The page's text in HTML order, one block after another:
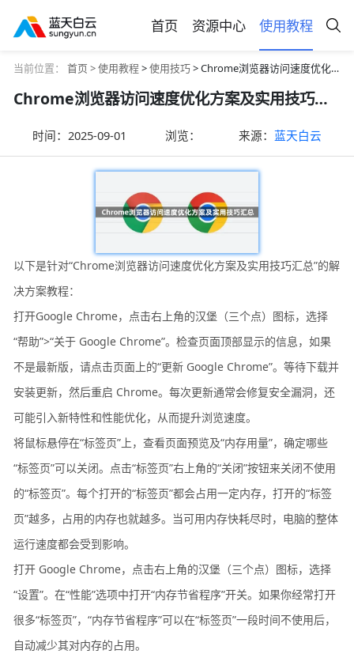
首页 资源中心 使用教程
当前位置： 首页 >使用教程>使用技巧> Chrome浏览器访问速度优化方案及实用技巧汇总
Chrome浏览器访问速度优化方案及实用技巧汇总
时间：2025-09-01 浏览： 来源： 蓝天白云
以下是针对“Chrome浏览器访问速度优化方案及实用技巧汇总”的解
决方案教程：
打开Google Chrome，点击右上角的汉堡（三个点）图标，选择
“帮助”>“关于 Google Chrome”。检查页面顶部显示的信息，如果
不是最新版，请点击页面上的“更新 Google Chrome”。等待下载并
安装更新，然后重启 Chrome。每次更新通常会修复安全漏洞，还
可能引入新特性和性能优化，从而提升浏览速度。
将鼠标悬停在“标签页”上，查看页面预览及“内存用量”，确定哪些
“标签页”可以关闭。点击“标签页”右上角的“关闭”按钮来关闭不使用
的“标签页”。每个打开的“标签页”都会占用一定内存，打开的“标签
页”越多，占用的内存也就越多。当可用内存快耗尽时，电脑的整体
运行速度都会受到影响。
打开 Google Chrome，点击右上角的汉堡（三个点）图标，选择
“设置”。在“性能”选项中打开“内存节省程序”开关。如果你经常打开
很多“标签页”，“内存节省程序”可以在“标签页”一段时间不使用后，
自动减少其对内存的占用。